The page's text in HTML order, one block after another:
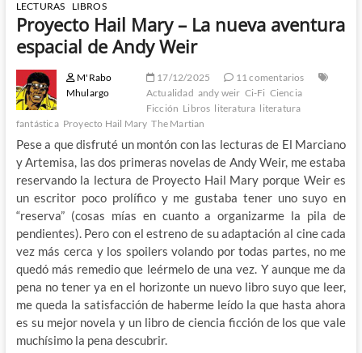
LECTURAS LIBROS
Proyecto Hail Mary – La nueva aventura
espacial de Andy Weir
M'Rabo
Mhulargo
17/12/2025
11 comentarios
Actualidad andy weir Ci-Fi Ciencia
Ficción Libros literatura literatura
fantástica Proyecto Hail Mary The Martian
Pese a que disfruté un montón con las lecturas de El Marciano
y Artemisa, las dos primeras novelas de Andy Weir, me estaba
reservando la lectura de Proyecto Hail Mary porque Weir es
un escritor poco prolífico y me gustaba tener uno suyo en
“reserva” (cosas mías en cuanto a organizarme la pila de
pendientes). Pero con el estreno de su adaptación al cine cada
vez más cerca y los spoilers volando por todas partes, no me
quedó más remedio que leérmelo de una vez. Y aunque me da
pena no tener ya en el horizonte un nuevo libro suyo que leer,
me queda la satisfacción de haberme leído la que hasta ahora
es su mejor novela y un libro de ciencia ficción de los que vale
muchísimo la pena descubrir.